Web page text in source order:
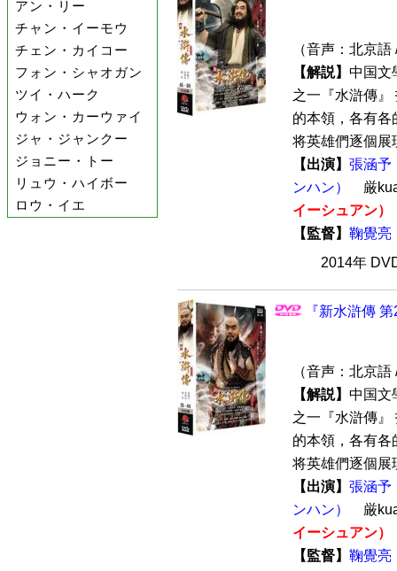
アン・リー
チャン・イーモウ
チェン・カイコー
フォン・シャオガン
ツイ・ハーク
ウォン・カーウァイ
ジャ・ジャンクー
ジョニー・トー
リュウ・ハイボー
ロウ・イエ
（音声：北京
【解説】 中国文
之一『水滸傳』
的本領，各有各
将英雄們逐個展
【出演】 張涵予
ンハン）
厳
イーシュアン）
【監督】 鞠覺亮
2014年
『新水滸傳
（音声：北京
【解説】 中国文
之一『水滸傳』
的本領，各有各
将英雄們逐個展
【出演】 張涵予
ンハン）
厳
イーシュアン）
【監督】 鞠覺亮